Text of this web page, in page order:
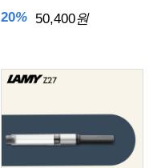
20% 50,400원